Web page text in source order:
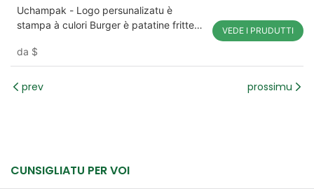
Uchampak - Logo persunalizatu è
stampa à culori Burger è patatine fritte
usa e getta Scatola bio
da $
VEDE I PRUDUTTI
prev prossimu
CUNSIGLIATU PER VOI